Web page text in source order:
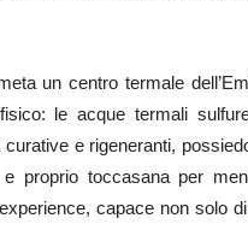
un centro termale
le acque termali
e rigeneranti,
proprio toccasana per
capace non solo di